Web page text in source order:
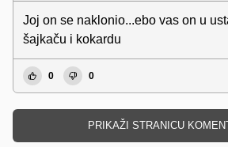
Joj on se naklonio...ebo vas on u
šajkaču i kokardu
0 0
PRIKAŽI STRANICU